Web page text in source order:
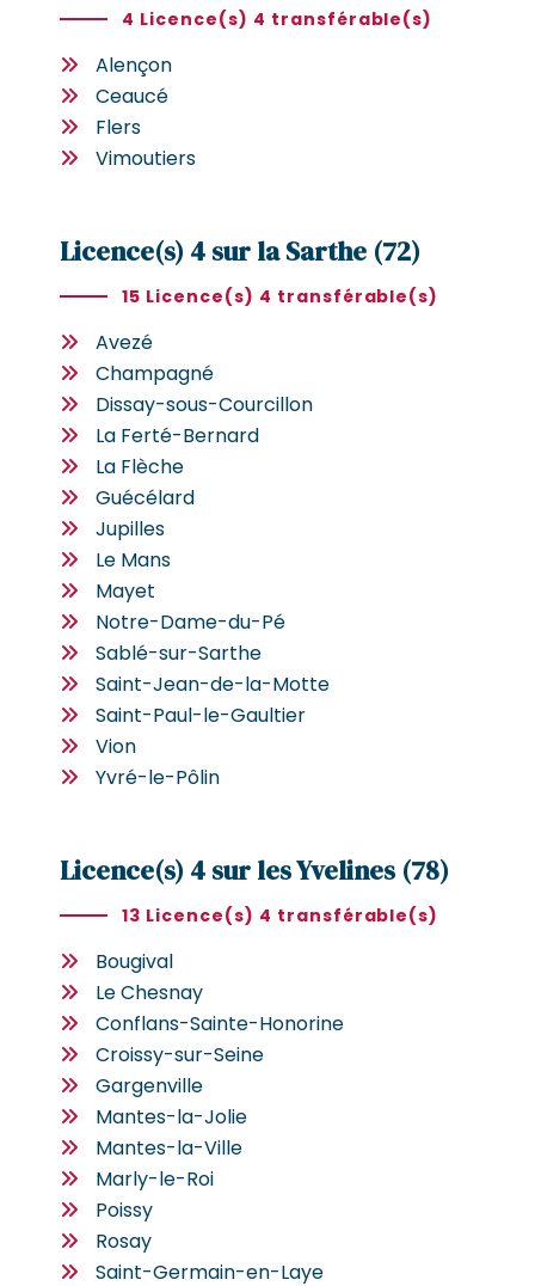
4 Licence(s) 4 transférable(s)
Alençon
Ceaucé
Flers
Vimoutiers
Licence(s) 4 sur la Sarthe (72)
15 Licence(s) 4 transférable(s)
Avezé
Champagné
Dissay-sous-Courcillon
La Ferté-Bernard
La Flèche
Guécélard
Jupilles
Le Mans
Mayet
Notre-Dame-du-Pé
Sablé-sur-Sarthe
Saint-Jean-de-la-Motte
Saint-Paul-le-Gaultier
Vion
Yvré-le-Pôlin
Licence(s) 4 sur les Yvelines (78)
13 Licence(s) 4 transférable(s)
Bougival
Le Chesnay
Conflans-Sainte-Honorine
Croissy-sur-Seine
Gargenville
Mantes-la-Jolie
Mantes-la-Ville
Marly-le-Roi
Poissy
Rosay
Saint-Germain-en-Laye